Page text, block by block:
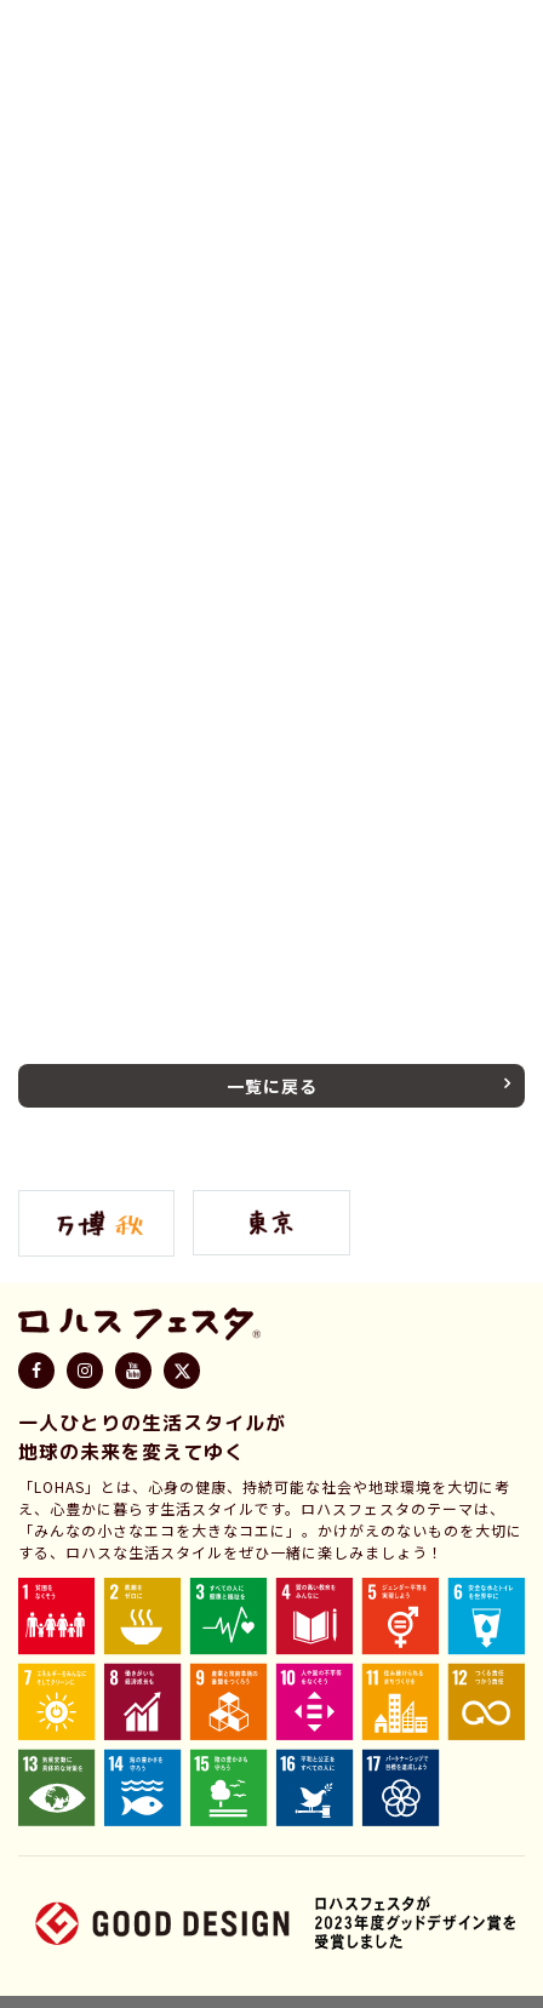
一覧に戻る
一人ひとりの生活スタイルが
地球の未来を変えてゆく
「LOHAS」とは、心身の健康、持続可能な社会や地球環境を大切に考
え、心豊かに暮らす生活スタイルです。ロハスフェスタのテーマは、
「みんなの小さなエコを大きなコエに」。かけがえのないものを大切に
する、ロハスな生活スタイルをぜひ一緒に楽しみましょう！